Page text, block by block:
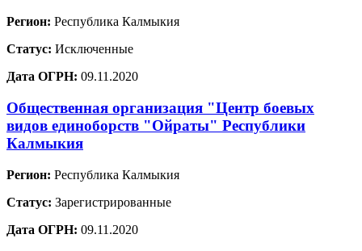
Регион: Республика Калмыкия
Статус: Исключенные
Дата ОГРН: 09.11.2020
Общественная организация "Центр боевых
видов единоборств "Ойраты" Республики
Калмыкия
Регион: Республика Калмыкия
Статус: Зарегистрированные
Дата ОГРН: 09.11.2020